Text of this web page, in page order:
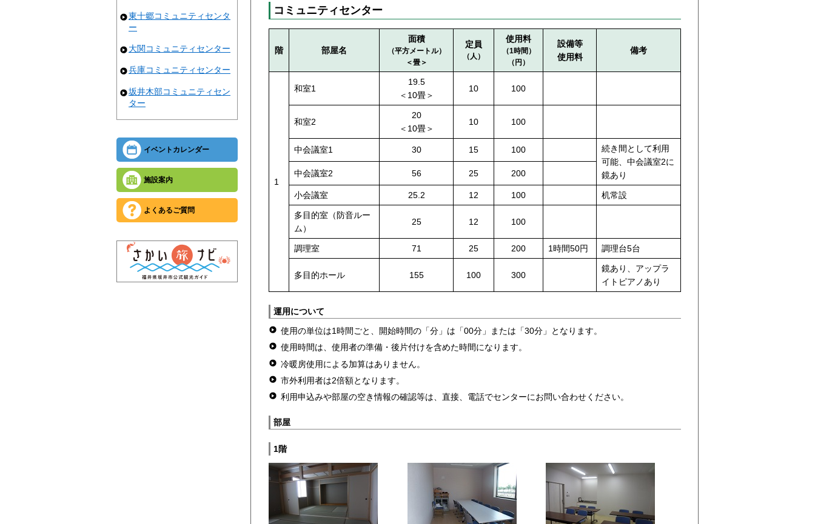
東十郷コミュニティセンタ
ー
大関コミュニティセンター
兵庫コミュニティセンター
坂井木部コミュニティセン
ター
イベントカレンダー
施設案内
よくあるご質問
コミュニティセンター
階 部屋名
面積
（平方メートル）
＜畳＞
定員
（人）
使用料
（1時間）
（円）
設備等
使用料
備考
1
和室1
19.5
＜10畳＞
10 100
和室2
20
＜10畳＞
10 100
中会議室1 30 15 100
続き間として利用
可能、中会議室2に
鏡あり
中会議室2 56 25 200
小会議室 25.2 12 100 机常設
多目的室（防音ルー
ム）
25 12 100
調理室 71 25 200 1時間50円 調理台5台
多目的ホール 155 100 300
鏡あり、アップラ
イトピアノあり
運用について
使用の単位は1時間ごと、開始時間の「分」は「00分」または「30分」となります。
使用時間は、使用者の準備・後片付けを含めた時間になります。
冷暖房使用による加算はありません。
市外利用者は2倍額となります。
利用申込みや部屋の空き情報の確認等は、直接、電話でセンターにお問い合わせください。
部屋
1階